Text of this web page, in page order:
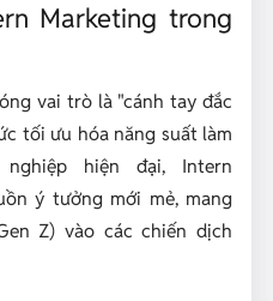
Marketing trong
vai trò là "cánh tay đắc
tối ưu hóa năng suất làm
hiện đại, Intern
ý tưởng mới mẻ, mang
Z) vào các chiến dịch